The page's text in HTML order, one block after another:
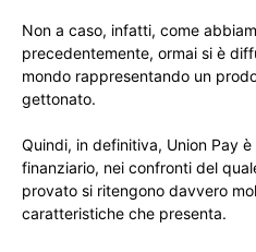
Non a caso, infatti, come
precedentemente, ormai si è
mondo rappresentando un
gettonato.
Quindi, in definitiva, Union Pay
finanziario, nei confronti del
provato si ritengono davvero
caratteristiche che presenta.